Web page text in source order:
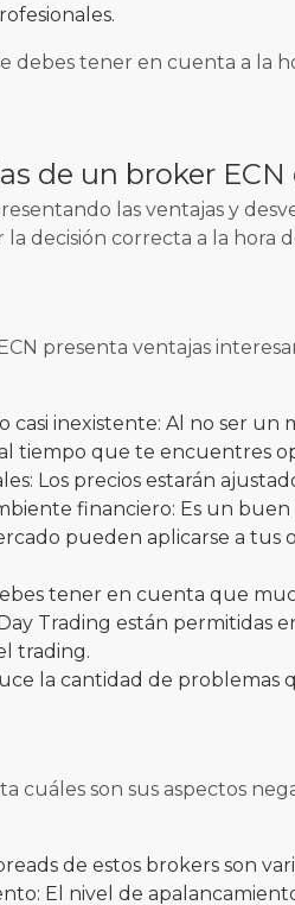
debes tener en cuenta a la
de un broker ECN
las ventajas y
decisión correcta a la hora
presenta ventajas
casi inexistente: Al no ser
tiempo que te encuentres
Los precios estarán
financiero: Es un
pueden aplicarse a
tener en cuenta que
Trading están permitidas
trading.
la cantidad de
cuáles son sus aspectos
de estos brokers son
El nivel de